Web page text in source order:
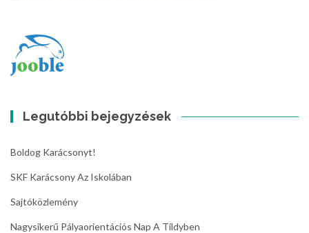
Legutóbbi bejegyzések
Boldog Karácsonyt!
SKF Karácsony Az Iskolában
Sajtóközlemény
Nagysikerű Pályaorientációs Nap A Tildyben